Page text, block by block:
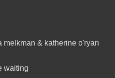
melkman & katherine o'ryan
waiting